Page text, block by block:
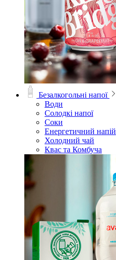
Безалкогольні напої
Води
Солодкі напої
Соки
Енергетичний напій
Холодний чай
Квас та Комбуча